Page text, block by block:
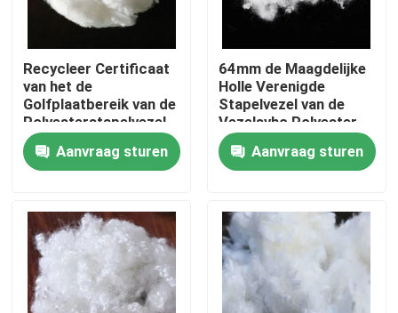
Thuis
Over ons
Fabrieksreis
Recycleer Certificaat
van het de
Golfplaatbereik van de
Polyesterstapelvezel
het Spiraalvormige
Aanvraag sturen
64mm de Maagdelijke
Holle Verenigde
Stapelvezel van de
Vezelsvhc Polyester
Aanvraag sturen